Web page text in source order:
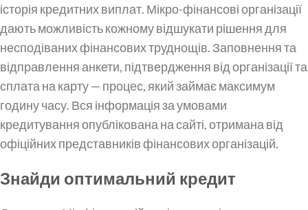
історія кредитних виплат. Мікро-фінансові організації
дають можливість кожному відшукати рішення для
несподіваних фінансових труднощів. Заповнення та
відправлення анкети, підтвердження від організації та
сплата на карту — процес, який займає максимум
годину часу. Вся інформація за умовами
кредитування опублікована на сайті, отримана від
офіційних представників фінансових організацій.
Знайди оптимальний кредит